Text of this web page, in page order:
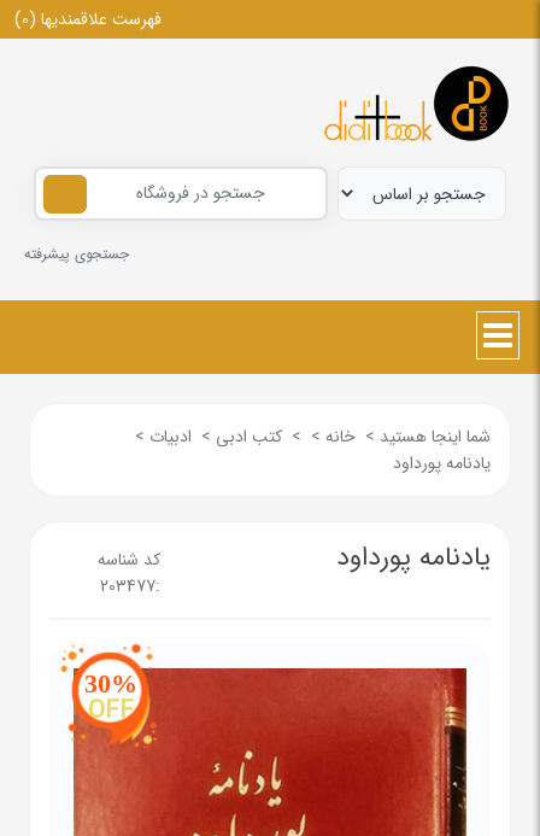
فهرست علاقمندیها (0)
جستجوی پیشرفته
شما اینجا هستید > خانه >
> کتب ادبی > ادبیات >
یادنامه پورداود
یادنامه پورداود
کد شناسه
:
203477
30%
OFF